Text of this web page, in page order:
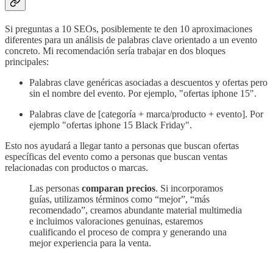
Si preguntas a 10 SEOs, posiblemente te den 10 aproximaciones
diferentes para un análisis de palabras clave orientado a un evento
concreto. Mi recomendación sería trabajar en dos bloques
principales:
Palabras clave genéricas asociadas a descuentos y ofertas pero
sin el nombre del evento. Por ejemplo, "ofertas iphone 15".
Palabras clave de [categoría + marca/producto + evento]. Por
ejemplo "ofertas iphone 15 Black Friday".
Esto nos ayudará a llegar tanto a personas que buscan ofertas
específicas del evento como a personas que buscan ventas
relacionadas con productos o marcas.
Las personas comparan precios. Si incorporamos
guías, utilizamos términos como “mejor”, “más
recomendado”, creamos abundante material multimedia
e incluimos valoraciones genuinas, estaremos
cualificando el proceso de compra y generando una
mejor experiencia para la venta.